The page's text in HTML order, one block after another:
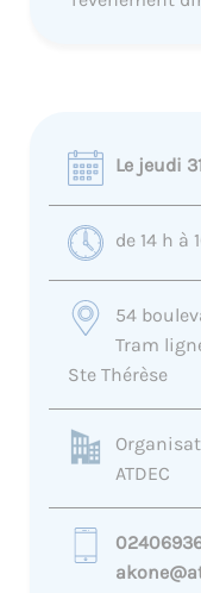
Le jeudi
de 14 h à
54
Tram
Ste Thérèse
ATDEC